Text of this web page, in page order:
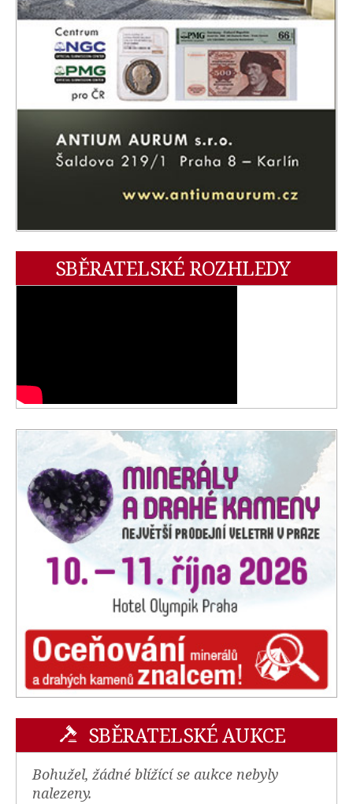
SBĚRATELSKÉ ROZHLEDY
SBĚRATELSKÉ AUKCE
Bohužel, žádné blížící se aukce nebyly
nalezeny.